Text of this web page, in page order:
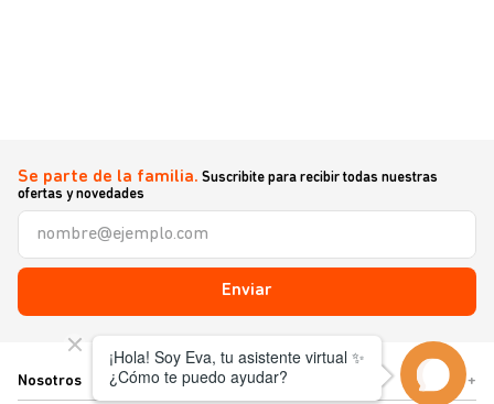
Se parte de la familia. Suscribite para recibir todas nuestras
ofertas y novedades
Enviar
Nosotros +